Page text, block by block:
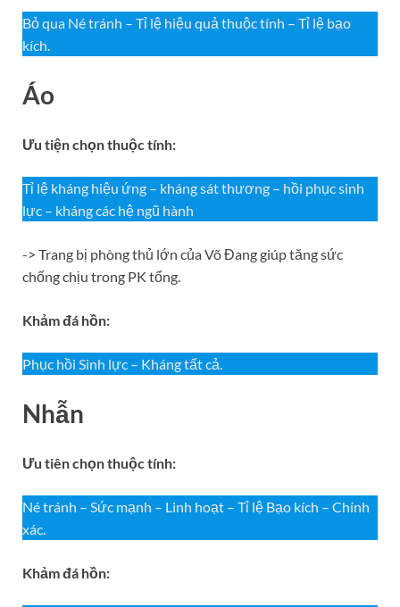
Bỏ qua Né tránh – Tỉ lệ hiệu quả thuộc tính – Tỉ lệ bạo
kích.
Áo
Ưu tiện chọn thuộc tính:
Tỉ lệ kháng hiệu ứng – kháng sát thương – hồi phục sinh
lực – kháng các hệ ngũ hành
-> Trang bị phòng thủ lớn của Võ Đang giúp tăng sức
chống chịu trong PK tổng.
Khảm đá hồn:
Phục hồi Sinh lực – Kháng tất cả.
Nhẫn
Ưu tiên chọn thuộc tính:
Né tránh – Sức mạnh – Linh hoạt – Tỉ lệ Bạo kích – Chính
xác.
Khảm đá hồn: